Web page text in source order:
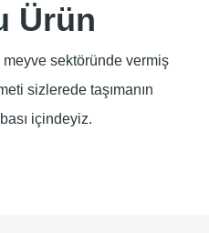
Ürün
sektöründe vermiş
sizlerede taşımanın
içindeyiz.